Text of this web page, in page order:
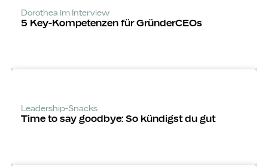
Dorothea im Interview
5 Key-Kompeten­zen für GründerCEOs
Leadership-Snacks
Time to say goodbye: So kündigst du gut